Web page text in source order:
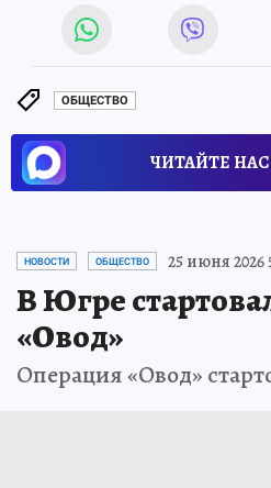
ОБЩЕСТВО
ЧИТАЙТЕ
НОВОСТИ ОБЩЕСТВО 25 июня 2026
В Югре
«Овод»
Операция «Овод»